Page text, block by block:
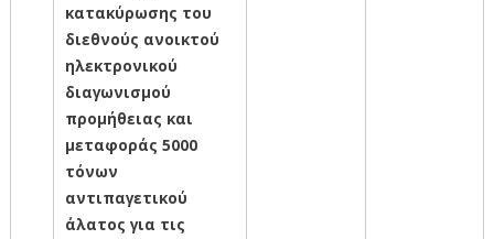
κατακύρωσης του
διεθνούς ανοικτού
ηλεκτρονικού
διαγωνισμού
προμήθειας και
μεταφοράς 5000
τόνων
αντιπαγετικού
άλατος για τις